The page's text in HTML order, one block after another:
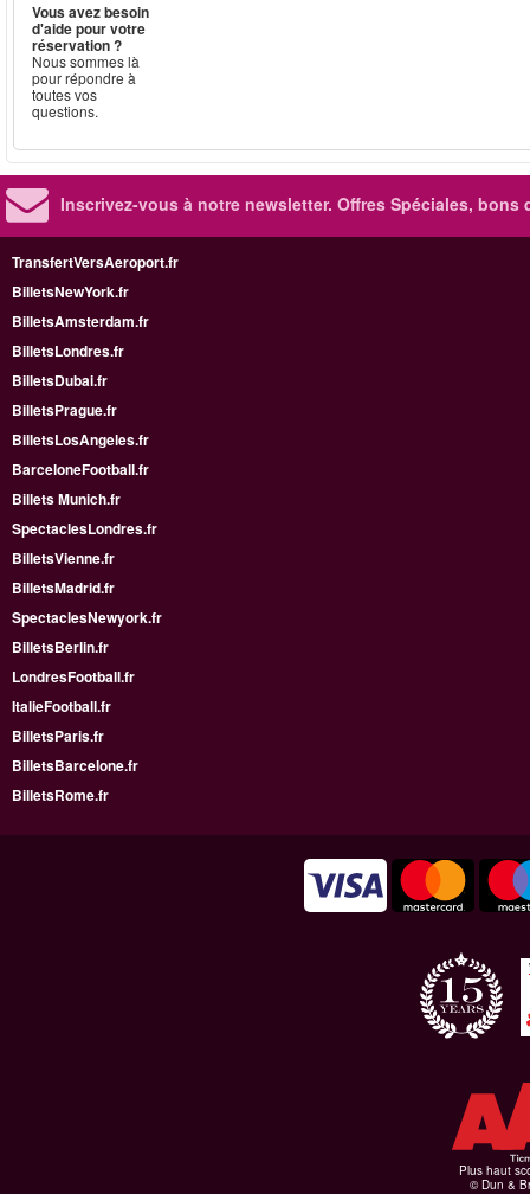
Vous avez besoin
d'aide pour votre
réservation ?
Nous sommes là
pour répondre à
toutes vos
questions.
Inscrivez-vous à notre newsletter. Offres Spéciales, bons
TransfertVersAeroport.fr
BilletsNewYork.fr
BilletsAmsterdam.fr
BilletsLondres.fr
BilletsDubai.fr
BilletsPrague.fr
BilletsLosAngeles.fr
BarceloneFootball.fr
Billets Munich.fr
SpectaclesLondres.fr
BilletsVienne.fr
BilletsMadrid.fr
SpectaclesNewyork.fr
BilletsBerlin.fr
LondresFootball.fr
ItalieFootball.fr
BilletsParis.fr
BilletsBarcelone.fr
BilletsRome.fr
Plus haut
© Dun &